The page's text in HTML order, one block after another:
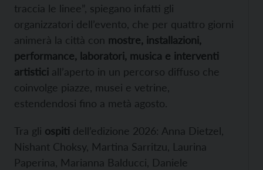
traccia le linee”, spiegano infatti gli
organizzatori dell’evento, che per quattro giorni
animerà la città con mostre, installazioni,
performance, laboratori, musica e interventi
artistici all’aperto in un percorso diffuso che
coinvolge piazze, musei e vetrine,
estendendosi fino a metà agosto.
Tra gli ospiti dell’edizione 2026: Anna Dietzel,
Nishant Choksy, Martina Sarritzu, Laurina
Paperina, Marianna Balducci, Daniele